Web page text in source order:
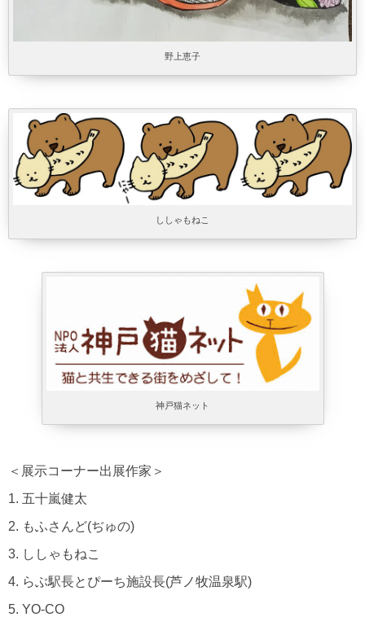
野上恵子
ししゃもねこ
神戸猫ネット
＜展示コーナー出展作家＞
1. 五十嵐健太
2. もふさんど(ぢゅの)
3. ししゃもねこ
4. らぶ駅長とぴーち施設長(芦ノ牧温泉駅)
5. YO-CO